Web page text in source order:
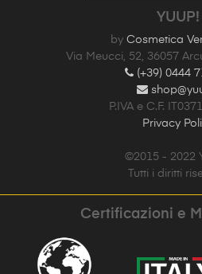
YUUP!
by Cosmetica
Via Meucci, 52, 36057
(+39) 0444
P.IVA e C.F.
Privacy
©2015 - 2022
Tutti i diritti
Certificazioni e